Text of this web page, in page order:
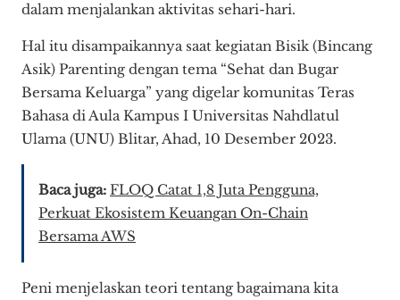
dalam menjalankan aktivitas sehari-hari.
Hal itu disampaikannya saat kegiatan Bisik (Bincang
Asik) Parenting dengan tema “Sehat dan Bugar
Bersama Keluarga” yang digelar komunitas Teras
Bahasa di Aula Kampus I Universitas Nahdlatul
Ulama (UNU) Blitar, Ahad, 10 Desember 2023.
Baca juga: FLOQ Catat 1,8 Juta Pengguna,
Perkuat Ekosistem Keuangan On-Chain
Bersama AWS
Peni menjelaskan teori tentang bagaimana kita